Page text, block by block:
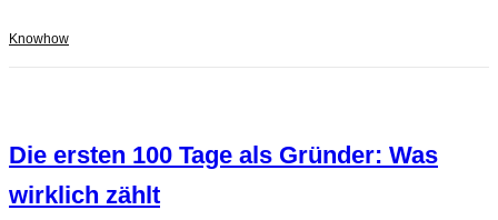
Knowhow
Die ersten 100 Tage als Gründer: Was
wirklich zählt